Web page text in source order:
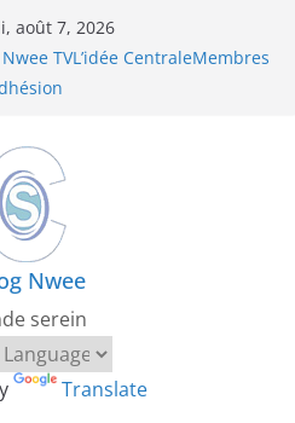
août 7, 2026
TVL’idée CentraleMembres
Nwee
serein
Translate